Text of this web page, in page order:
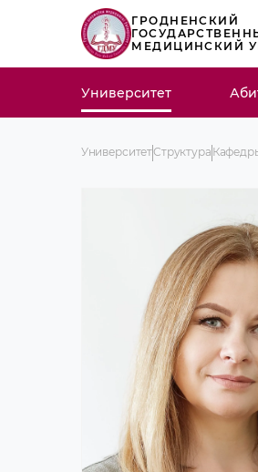
ГРОДНЕНСКИЙ
МЕДИЦИНСКИЙ
Университет
УниверситетСтруктура